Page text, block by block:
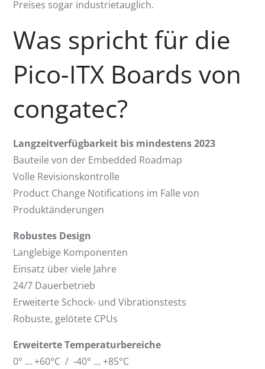
Preises sogar industrietauglich.
Was spricht für die
Pico-ITX Boards von
congatec?
Langzeitverfügbarkeit bis mindestens 2023
Bauteile von der Embedded Roadmap
Volle Revisionskontrolle
Product Change Notifications im Falle von
Produktänderungen
Robustes Design
Langlebige Komponenten
Einsatz über viele Jahre
24/7 Dauerbetrieb
Erweiterte Schock- und Vibrationstests
Robuste, gelötete CPUs
Erweiterte Temperaturbereiche
0° … +60°C / -40° … +85°C